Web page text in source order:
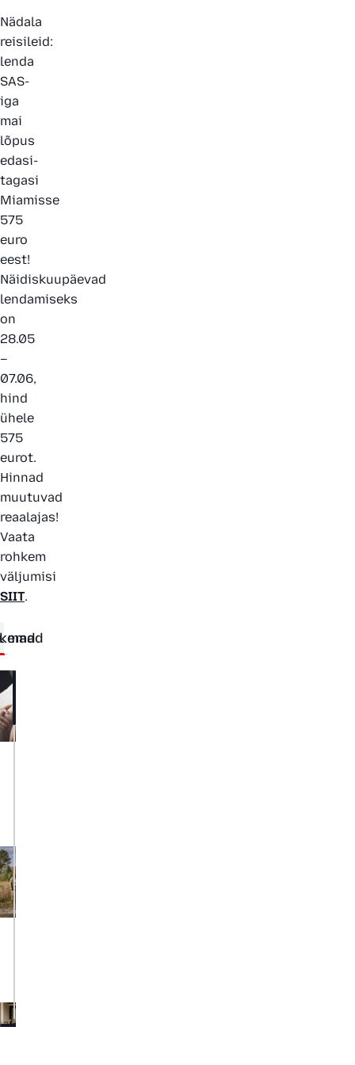
Nädala
reisileid:
lenda
SAS-
iga
mai
lõpus
edasi-
tagasi
Miamisse
575
euro
eest!
Näidiskuupäevad
lendamiseks
on
28.05
–
07.06,
hind
ühele
575
eurot.
Hinnad
muutuvad
reaalajas!
Vaata
rohkem
väljumisi
SIIT.